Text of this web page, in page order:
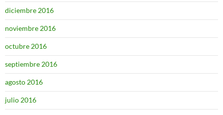
diciembre 2016
noviembre 2016
octubre 2016
septiembre 2016
agosto 2016
julio 2016